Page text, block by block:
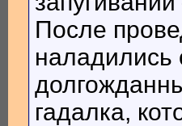
После
наладились
гадалка,